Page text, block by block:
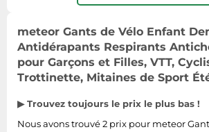
Robots de cuisine
Réfrigérateurs
Smartphones
Sèche-linge
Tablettes tactiles
meteor Gants de Vélo Enfant
Antidérapants Respirants
pour Garçons et Filles, VTT,
Trottinette, Mitaines de Sport
▶ Trouvez toujours le prix le plus bas !
Nous avons trouvé 2 prix pour meteor